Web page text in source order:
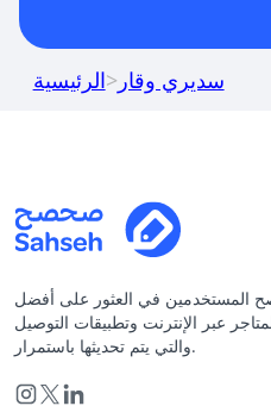
الرئيسية> سديري وقار
المستخدمين في العثور على أفضل
عبر الإنترنت وتطبيقات التوصيل
والتي يتم تحديثها باستمرار.